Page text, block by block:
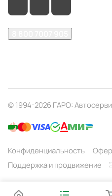
© 1994-2026 ГАРО:
Конфиденциальность
Поддержка и продвижение